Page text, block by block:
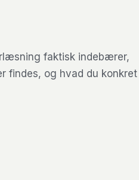
faktisk indebærer,
findes, og hvad du konkret